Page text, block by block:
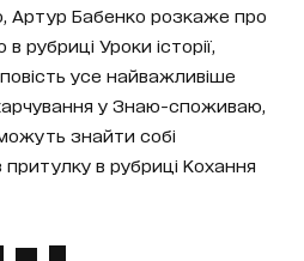
Артур Бабенко розкаже про
рубриці Уроки історії,
усе найважливіше
у Знаю-споживаю,
знайти собі
притулку в рубриці Кохання